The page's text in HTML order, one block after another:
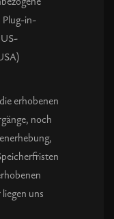
Plug-in-
erhobenen
noch
uns